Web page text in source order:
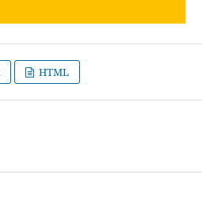
HTML